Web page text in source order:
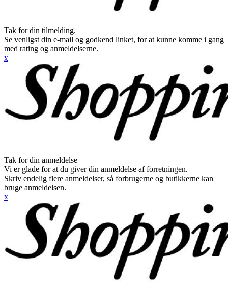
Tak for din tilmelding.
Se venligst din e-mail og godkend linket, for at kunne komme i gang
med rating og anmeldelserne.
x
Tak for din anmeldelse
Vi er glade for at du giver din anmeldelse af forretningen.
Skriv endelig flere anmeldelser, så forbrugerne og butikkerne kan
bruge anmeldelsen.
x